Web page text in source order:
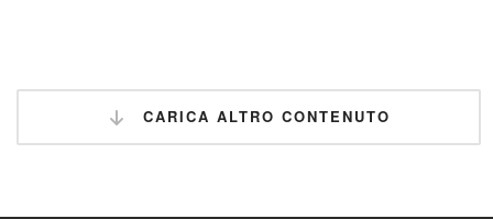
CARICA ALTRO CONTENUTO